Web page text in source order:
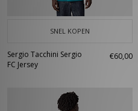
SNEL KOPEN
Sergio Tacchini Sergio
FC Jersey
€60,00